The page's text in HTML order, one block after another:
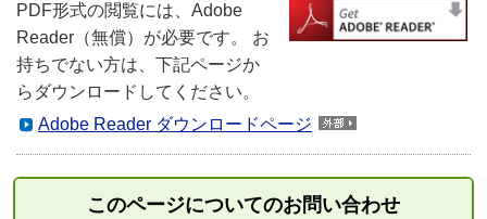
PDF形式の閲覧には、Adobe
Reader（無償）が必要です。 お
持ちでない方は、下記ページか
らダウンロードしてください。
Adobe Reader ダウンロードページ
このページについてのお問い合わせ